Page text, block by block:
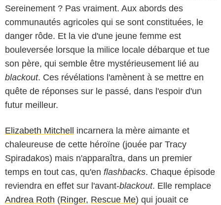
Sereinement ? Pas vraiment. Aux abords des
communautés agricoles qui se sont constituées, le
danger rôde. Et la vie d'une jeune femme est
bouleversée lorsque la milice locale débarque et tue
son père, qui semble être mystérieusement lié au
blackout. Ces révélations l'amènent à se mettre en
quête de réponses sur le passé, dans l'espoir d'un
futur meilleur.
Elizabeth Mitchell incarnera la mère aimante et
chaleureuse de cette héroïne (jouée par Tracy
Spiradakos) mais n'apparaîtra, dans un premier
temps en tout cas, qu'en flashbacks. Chaque épisode
reviendra en effet sur l'avant-blackout. Elle remplace
Andrea Roth (Ringer, Rescue Me) qui jouait ce